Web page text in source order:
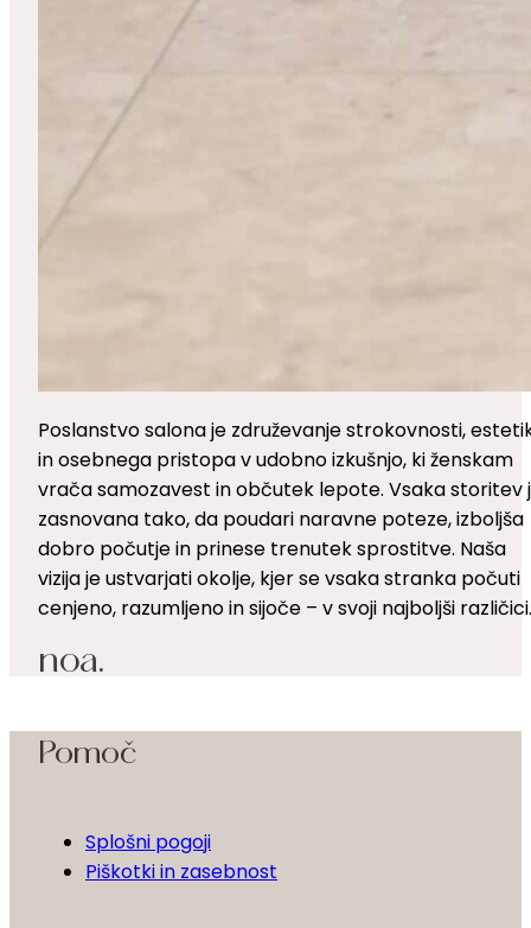
Poslanstvo salona je združevanje strokovnosti,
in osebnega pristopa v udobno izkušnjo, ki ženskam
vrača samozavest in občutek lepote. Vsaka storitev
zasnovana tako, da poudari naravne poteze, izboljša
dobro počutje in prinese trenutek sprostitve. Naša
vizija je ustvarjati okolje, kjer se vsaka stranka počuti
cenjeno, razumljeno in sijoče – v svoji najboljši različici.
noa.
Pomoč
Splošni pogoji
Piškotki in zasebnost